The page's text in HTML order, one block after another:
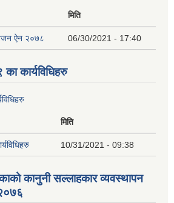
मिति
ऐन २०७८ 06/30/2021 - 17:40
कार्यविधिहरु
मिति
10/31/2021 - 09:38
कानुनी सल्लाहकार व्यवस्थापन